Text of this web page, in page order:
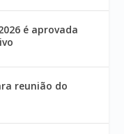
é aprovada
reunião do